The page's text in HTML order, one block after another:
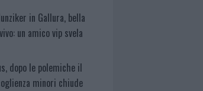
in Gallura, bella
un amico vip svela
dopo le polemiche il
minori chiude